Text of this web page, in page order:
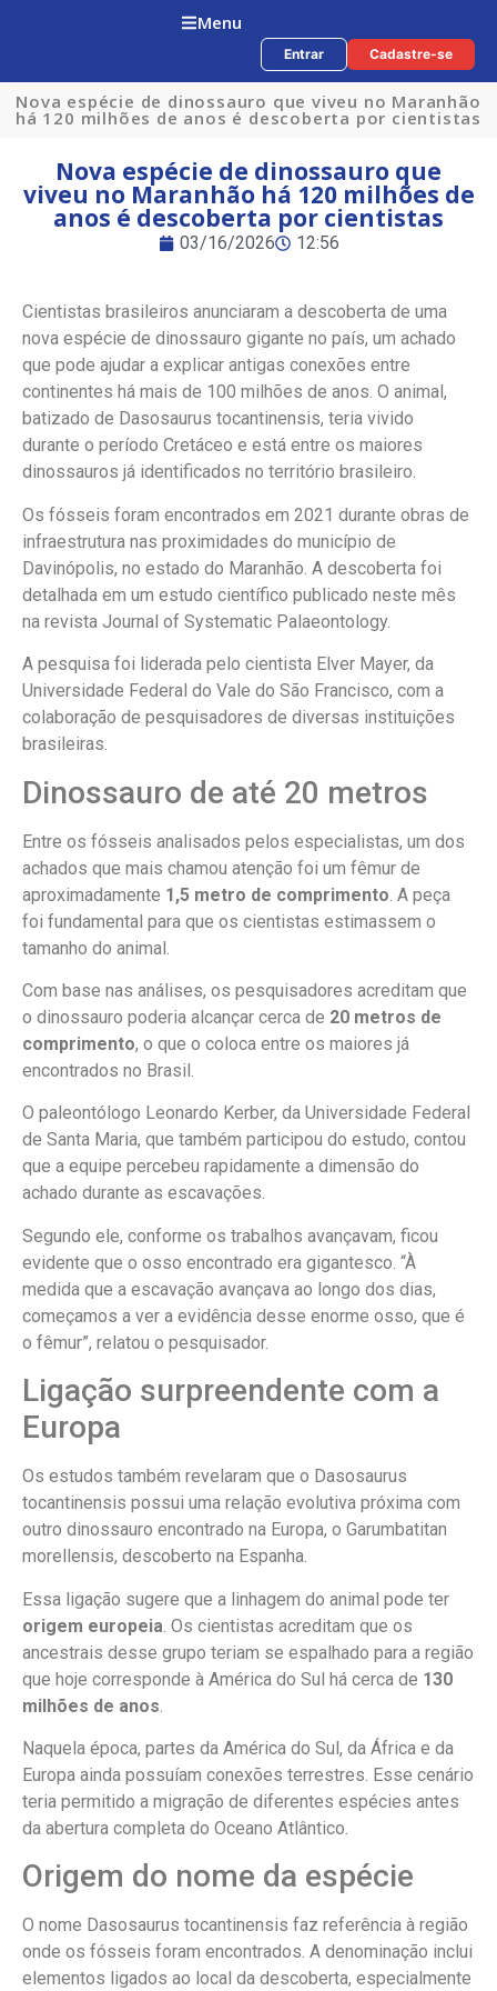
Menu
Entrar Cadastre-se
Nova espécie de dinossauro que viveu no Maranhão
há 120 milhões de anos é descoberta por cientistas
Nova espécie de dinossauro que
viveu no Maranhão há 120 milhões de
anos é descoberta por cientistas
03/16/2026 12:56
Cientistas brasileiros anunciaram a descoberta de uma
nova espécie de dinossauro gigante no país, um achado
que pode ajudar a explicar antigas conexões entre
continentes há mais de 100 milhões de anos. O animal,
batizado de Dasosaurus tocantinensis, teria vivido
durante o período Cretáceo e está entre os maiores
dinossauros já identificados no território brasileiro.
Os fósseis foram encontrados em 2021 durante obras de
infraestrutura nas proximidades do município de
Davinópolis, no estado do Maranhão. A descoberta foi
detalhada em um estudo científico publicado neste mês
na revista Journal of Systematic Palaeontology.
A pesquisa foi liderada pelo cientista Elver Mayer, da
Universidade Federal do Vale do São Francisco, com a
colaboração de pesquisadores de diversas instituições
brasileiras.
Dinossauro de até 20 metros
Entre os fósseis analisados pelos especialistas, um dos
achados que mais chamou atenção foi um fêmur de
aproximadamente 1,5 metro de comprimento . A peça
foi fundamental para que os cientistas estimassem o
tamanho do animal.
Com base nas análises, os pesquisadores acreditam que
o dinossauro poderia alcançar cerca de 20 metros de
comprimento, o que o coloca entre os maiores já
encontrados no Brasil.
O paleontólogo Leonardo Kerber, da Universidade Federal
de Santa Maria, que também participou do estudo, contou
que a equipe percebeu rapidamente a dimensão do
achado durante as escavações.
Segundo ele, conforme os trabalhos avançavam, ficou
evidente que o osso encontrado era gigantesco. “À
medida que a escavação avançava ao longo dos dias,
começamos a ver a evidência desse enorme osso, que é
o fêmur”, relatou o pesquisador.
Ligação surpreendente com a
Europa
Os estudos também revelaram que o Dasosaurus
tocantinensis possui uma relação evolutiva próxima com
outro dinossauro encontrado na Europa, o Garumbatitan
morellensis, descoberto na Espanha.
Essa ligação sugere que a linhagem do animal pode ter
origem europeia . Os cientistas acreditam que os
ancestrais desse grupo teriam se espalhado para a região
que hoje corresponde à América do Sul há cerca de 130
milhões de anos
Naquela época, partes da América do Sul, da África e da
Europa ainda possuíam conexões terrestres. Esse cenário
teria permitido a migração de diferentes espécies antes
da abertura completa do Oceano Atlântico.
Origem do nome da espécie
O nome Dasosaurus tocantinensis faz referência à região
onde os fósseis foram encontrados. A denominação inclui
elementos ligados ao local da descoberta, especialmente